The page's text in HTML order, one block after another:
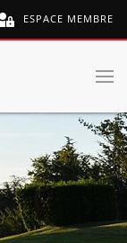
ESPACE MEMBRE